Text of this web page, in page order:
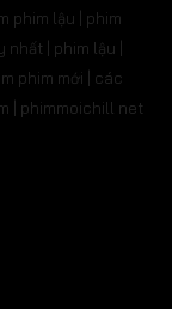
phim lậu | phim
| phim lậu |
phim mới | các
| phimmoichill net